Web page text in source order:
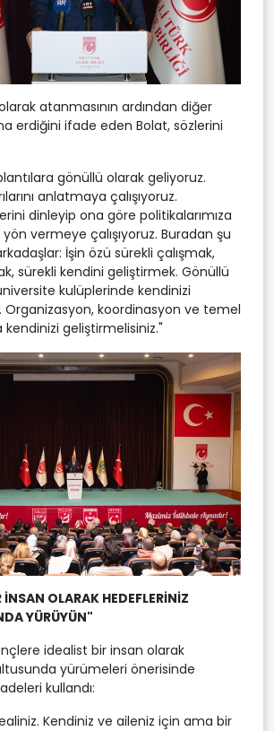
atanmasının ardından diğer
erdiğini ifade eden Bolat, sözlerini
gönüllü olarak geliyoruz.
anlatmaya çalışıyoruz.
dinleyip ona göre politikalarımıza
yön vermeye çalışıyoruz. Buradan şu
İşin özü sürekli çalışmak,
sürekli kendini geliştirmek. Gönüllü
kulüplerinde kendinizi
Organizasyon, koordinasyon ve temel
kendinizi geliştirmelisiniz."
OLARAK HEDEFLERİNİZ
YÜRÜYÜN"
idealist bir insan olarak
yürümeleri önerisinde
kullandı:
Kendiniz ve aileniz için ama bir